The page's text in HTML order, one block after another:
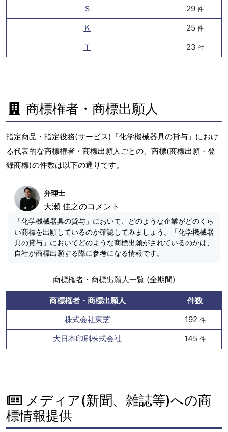
Ｓ
29 件
Ｋ 25 件
Ｔ 23 件
商標権者・商標出願人
指定商品・指定役務(サービス)「化学機械器具の貸与」におけ
る代表的な商標権者・商標出願人ごとの、商標(商標出願・登
録商標)の件数は以下の通りです。
弁理士
大瀬 佳之のコメント
「化学機械器具の貸与」において、どのような企業がどのくら
い商標を出願しているのか確認してみましょう。「化学機械器
具の貸与」においてどのような商標出願がされているのかは、
自社が商標出願する際に参考になる情報です。
商標権者・商標出願人一覧 (全期間)
商標権者・商標出願人
件数
株式会社東芝
192 件
大日本印刷株式会社 145 件
メディア(新聞、雑誌等)への商
標情報提供